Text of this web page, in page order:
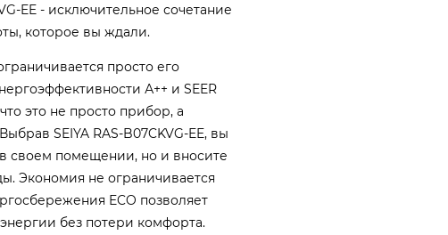
EE - исключительное сочетание
которое вы ждали.
просто его
А++ и SEER
это не просто прибор, а
SEIYA RAS-B07CKVG-EE, вы
своем помещении, но и вносите
Экономия не ограничивается
ECO позволяет
без потери комфорта.